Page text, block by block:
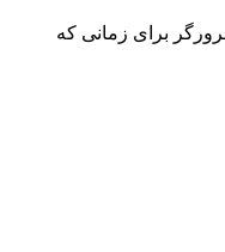
برای زمانی که